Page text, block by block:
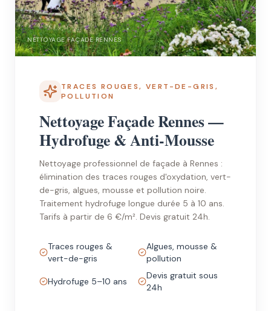
NETTOYAGE FAÇADE RENNES
TRACES ROUGES, VERT-DE-GRIS,
POLLUTION
Nettoyage Façade Rennes —
Hydrofuge & Anti-Mousse
Nettoyage professionnel de façade à Rennes :
élimination des traces rouges d'oxydation, vert-
de-gris, algues, mousse et pollution noire.
Traitement hydrofuge longue durée 5 à 10 ans.
Tarifs à partir de 6 €/m². Devis gratuit 24h.
Traces rouges &
vert-de-gris
Algues, mousse &
pollution
Hydrofuge 5–10 ans
Devis gratuit sous
24h